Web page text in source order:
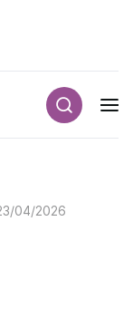
principale
04/2026